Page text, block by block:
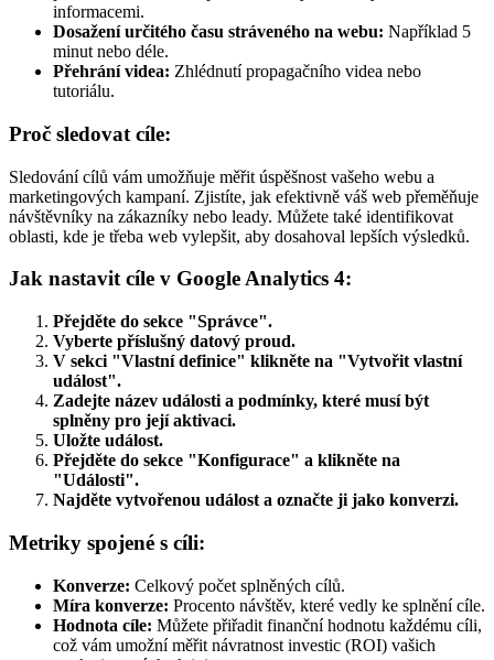
informacemi.
Dosažení určitého času stráveného na webu: Například 5
minut nebo déle.
Přehrání videa: Zhlédnutí propagačního videa nebo
tutoriálu.
Proč sledovat cíle:
Sledování cílů vám umožňuje měřit úspěšnost vašeho webu a
marketingových kampaní. Zjistíte, jak efektivně váš web přeměňuje
návštěvníky na zákazníky nebo leady. Můžete také identifikovat
oblasti, kde je třeba web vylepšit, aby dosahoval lepších výsledků.
Jak nastavit cíle v Google Analytics 4:
Přejděte do sekce "Správce".
Vyberte příslušný datový proud.
V sekci "Vlastní definice" klikněte na "Vytvořit vlastní
událost".
Zadejte název události a podmínky, které musí být
splněny pro její aktivaci.
Uložte událost.
Přejděte do sekce "Konfigurace" a klikněte na
"Události".
Najděte vytvořenou událost a označte ji jako konverzi.
Metriky spojené s cíli:
Konverze: Celkový počet splněných cílů.
Míra konverze: Procento návštěv, které vedly ke splnění cíle.
Hodnota cíle: Můžete přiřadit finanční hodnotu každému cíli,
což vám umožní měřit návratnost investic (ROI) vašich